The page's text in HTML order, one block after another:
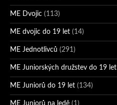
ME Dvojic (113)
ME dvojic do 19 let (14)
ME Jednotlivců (291)
ME Juniorských družstev do 19 let
ME Juniorů do 19 let (134)
ME Juniorů na ledě (1)